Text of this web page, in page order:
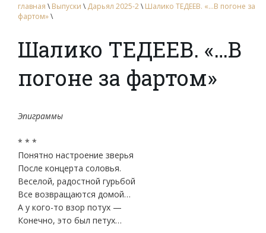
главная \ Выпуски \ Дарьял 2025-2\ Шалико ТЕДЕЕВ. «…В погоне за
фартом»\
Шалико ТЕДЕЕВ. «…В
погоне за фартом»
Эпиграммы
* * *
Понятно настроение зверья
После концерта соловья.
Веселой, радостной гурьбой
Все возвращаются домой…
А у кого-то взор потух —
Конечно, это был петух…